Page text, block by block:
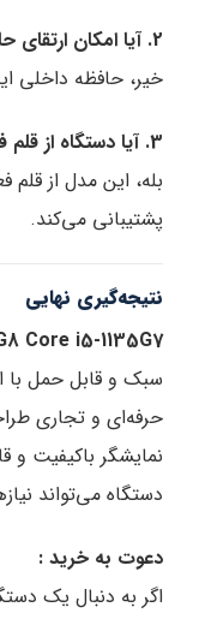
2. آیا امکان ارتقای حافظه داخلی وجود دارد؟
خیر، حافظه داخلی
3. آیا دستگاه از قلم فعال پشتیبانی می‌کند؟
بله، این مدل از
پشتیبانی می‌کند.
نتیجه‌گیری نهایی
Core i5-1135G7
سبک و قابل حمل با
حرفه‌ای و تجاری
نمایشگر باکیفیت و
دستگاه می‌تواند
دعوت به خرید :
اگر به دنبال یک